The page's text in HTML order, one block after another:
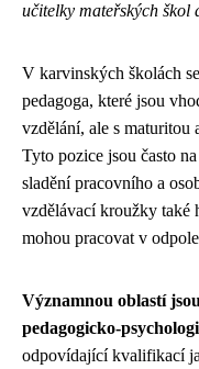
učitelky mateřských škol
V karvinských školách
pedagoga, které jsou
vzdělání, ale s
Tyto pozice jsou často
sladění pracovního a
vzdělávací kroužky také
mohou pracovat v
Významnou oblastí
pedagogicko-
odpovídající kvalifikací